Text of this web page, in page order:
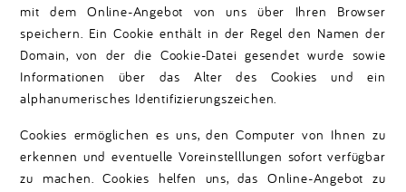
mit dem Online-Angebot von uns über Ihren Browser
speichern. Ein Cookie enthält in der Regel den Namen der
Domain, von der die Cookie-Datei gesendet wurde sowie
Informationen über das Alter des Cookies und ein
alphanumerisches Identifizierungszeichen.
Cookies ermöglichen es uns, den Computer von Ihnen zu
erkennen und eventuelle Voreinstelllungen sofort verfügbar
zu machen. Cookies helfen uns, das Online-Angebot zu